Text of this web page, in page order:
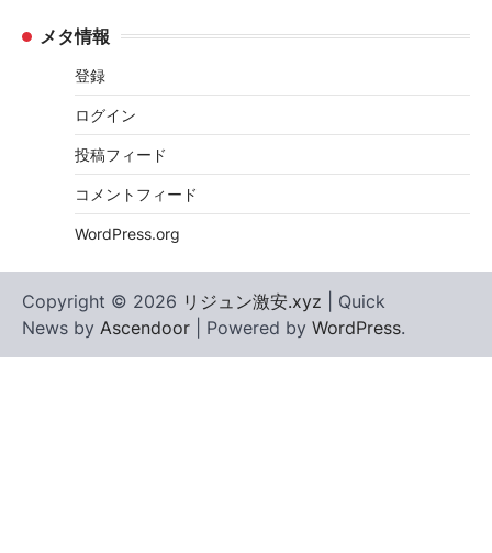
メタ情報
登録
ログイン
投稿フィード
コメントフィード
WordPress.org
Copyright © 2026 リジュン激安.xyz | Quick
News by Ascendoor | Powered by WordPress.